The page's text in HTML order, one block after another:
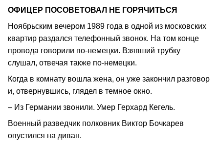
ОФИЦЕР ПОСОВЕТОВАЛ НЕ ГОРЯЧИТЬСЯ
Ноябрьским вечером 1989 года в одной из московских
квартир раздался телефонный звонок. На том конце
провода говорили по-немецки. Взявший трубку
слушал, отвечая также по-немецки.
Когда в комнату вошла жена, он уже закончил разговор
и, отвернувшись, глядел в темное окно.
– Из Германии звонили. Умер Герхард Кегель.
Военный разведчик полковник Виктор Бочкарев
опустился на диван.